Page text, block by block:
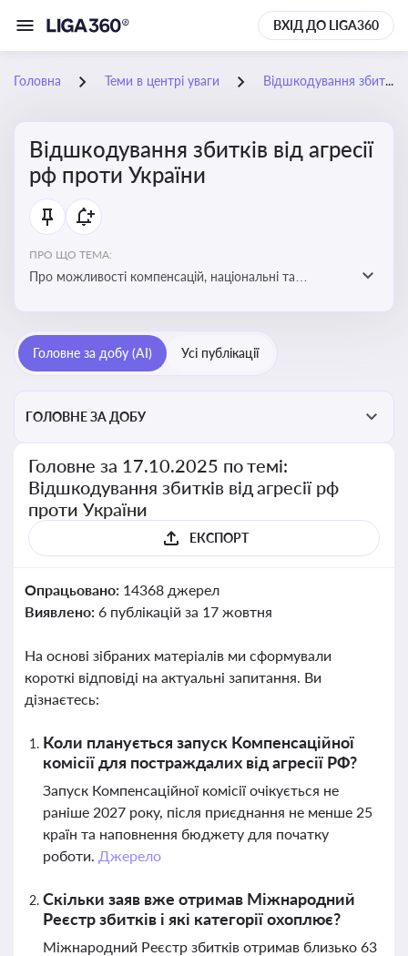
ВХІД ДО LIGA360
Головна Теми в центрі уваги Відшкодування збитків від агресії рф проти України
Відшкодування збитків від агресії
рф проти України
ПРО ЩО ТЕМА:
Про можливості компенсацій, національні та
Головне за добу (AI) Усі публікації
ГОЛОВНЕ ЗА ДОБУ
Головне за 17.10.2025 по темі:
Відшкодування збитків від агресії рф
проти України
ЕКСПОРТ
Опрацьовано: 14368 джерел
Виявлено: 6 публікацій за 17 жовтня
На основі зібраних матеріалів ми сформували
короткі відповіді на актуальні запитання. Ви
дізнаєтесь:
Коли планується запуск Компенсаційної
комісії для постраждалих від агресії РФ?
Запуск Компенсаційної комісії очікується не
раніше 2027 року, після приєднання не менше 25
країн та наповнення бюджету для початку
роботи. Джерело
Скільки заяв вже отримав Міжнародний
Реєстр збитків і які категорії охоплює?
Міжнародний Реєстр збитків отримав близько 63